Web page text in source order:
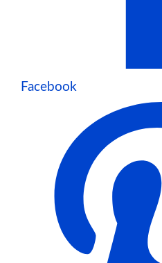
Facebook